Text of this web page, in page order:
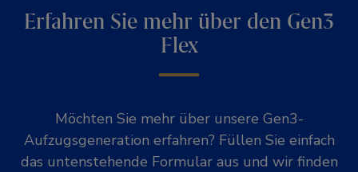
Erfahren Sie mehr über den Gen3
Flex
Möchten Sie mehr über unsere Gen3-
Aufzugsgeneration erfahren? Füllen Sie einfach
das untenstehende Formular aus und wir finden